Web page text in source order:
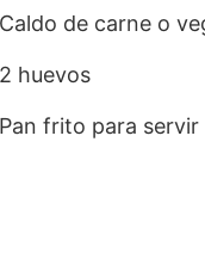
Caldo de carne o
2 huevos
Pan frito para servir